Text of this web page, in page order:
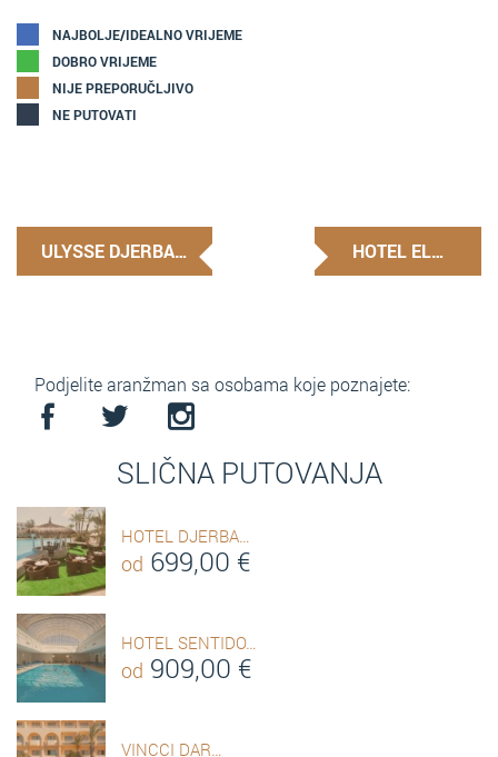
NAJBOLJE/IDEALNO VRIJEME
DOBRO VRIJEME
NIJE PREPORUČLJIVO
NE PUTOVATI
ULYSSE DJERBA… HOTEL EL…
Podjelite aranžman sa osobama koje poznajete:
SLIČNA PUTOVANJA
HOTEL DJERBA…
od 699,00 €
HOTEL SENTIDO…
od 909,00 €
VINCCI DAR…